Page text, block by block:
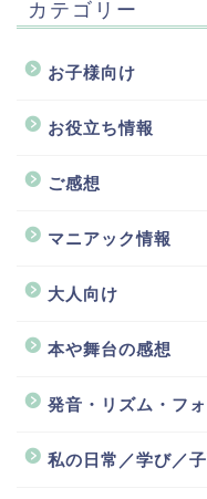
カテゴリー
お子様向け
お役立ち情報
ご感想
マニアック情報
大人向け
本や舞台の感想
発音・リズム・フ
私の日常／学び／